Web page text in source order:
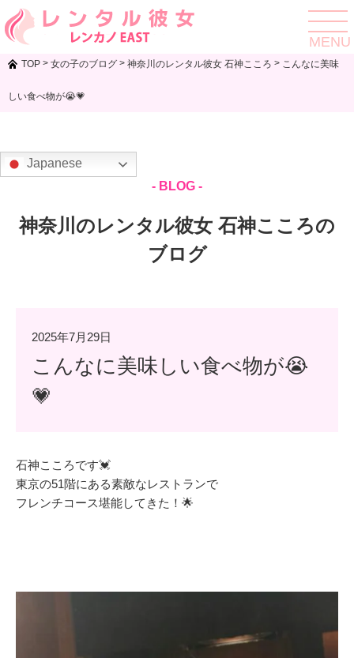
toggle
MENU
TOP > 女の子のブログ > 神奈川のレンタル彼女 石神こころ > こんなに美味
しい食べ物が😭💗
Japanese
- BLOG -
神奈川のレンタル彼女 石神こころの
ブログ
2025年7月29日
こんなに美味しい食べ物が😭
💗
石神こころです💓
東京の51階にある素敵なレストランで
フレンチコース堪能してきた！🌟